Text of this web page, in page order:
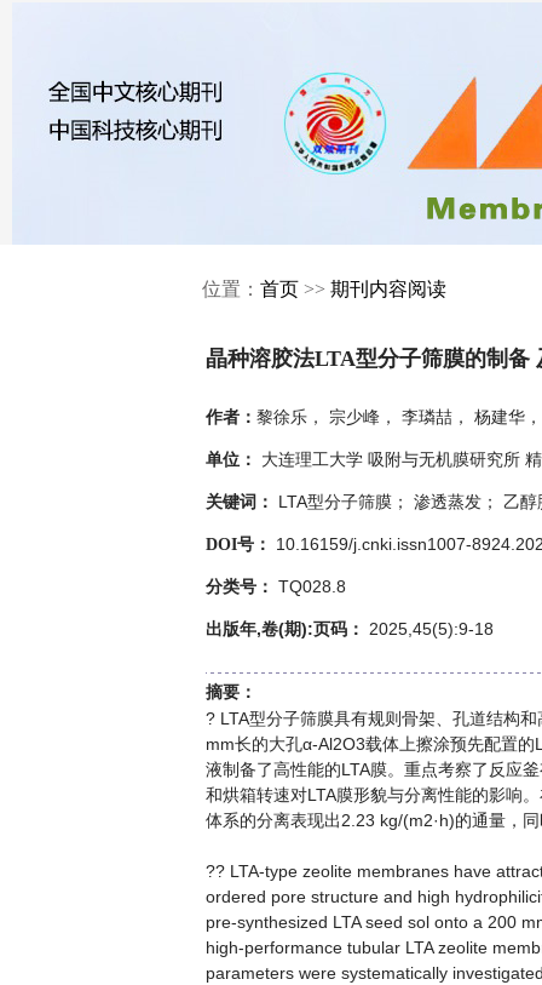
位置： 首页 >> 期刊内容阅读
晶种溶胶法LTA型分子筛膜的制备
作者： 黎徐乐， 宗少峰， 李璘喆， 杨建华
单位： 大连理工大学 吸附与无机膜研究所
关键词： LTA型分子筛膜； 渗透蒸发； 乙
DOI号： 10.16159/j.cnki.issn1007-
分类号： TQ028.8
出版年,卷(期):页码： 2025,45(5):9-18
摘要：
? LTA型分子筛膜具有规则骨架、孔道结构
mm长的大孔α-Al2O3载体上擦涂预先配置
液制备了高性能的LTA膜。重点考察了反应
和烘箱转速对LTA膜形貌与分离性能的影响
体系的分离表现出2.23 kg/(m2·h)的通量，
?? LTA-type zeolite membranes have
ordered pore structure and high
pre-synthesized LTA seed sol onto a 200
high-performance tubular LTA zeolite
parameters were systematically